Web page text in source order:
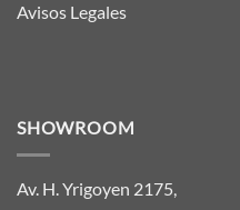
Avisos Legales
SHOWROOM
Av. H. Yrigoyen 2175,